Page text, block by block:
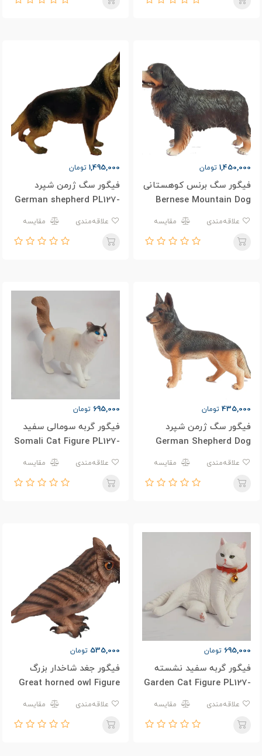
1,450,000 تومان
فیگور سگ برنس کوهستانی
Bernese Mountain Dog
PL127-3663
مقایسه
1,495,000 تومان
فیگور سگ ژرمن شپرد
German shepherd PL127-
1039
مقایسه
435,000 تومان
فیگور سگ ژرمن شپرد
German Shepherd Dog
PL127-1482
مقایسه
695,000 تومان
فیگور گربه سومالی سفید
Somali Cat Figure PL127-
3660
مقایسه
695,000 تومان
فیگور گربه سفید نشسته
Garden Cat Figure PL127-
3725
مقایسه
535,000 تومان
فیگور جغد شاخدار بزرگ
Great horned owl Figure
PL127-921
مقایسه